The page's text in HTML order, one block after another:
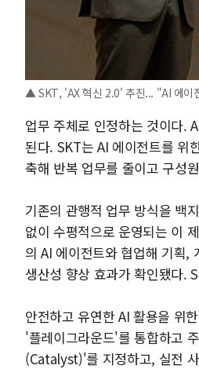
▲ SKT, 'AX 혁신 2.0' 추진... "AI 에이
업무 주체로 인정하는 것이다.
된다. SKT는 AI 에이전트를 위
축해 반복 업무를 줄이고 구성
기존의 관행적 업무 방식을 백
없이 수평적으로 운영되는 이
의 AI 에이전트와 협업해 기획
생산성 향상 효과가 확인됐다.
안전하고 유연한 AI 활용을 위
'플레이그라운드'를 통합하고
(Catalyst)'를 지정하고, 실전